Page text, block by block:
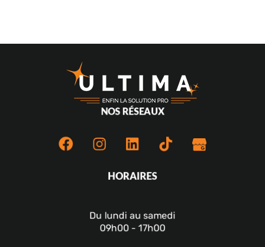
HORAIRES
Du lundi au samedi
09h00 - 17h00
NOS RÉSEAUX